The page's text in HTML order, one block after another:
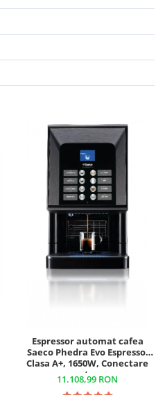
Espressor automat cafea
Saeco Phedra Evo Espresso,
Clasa A+, 1650W, Conectare
rețea
11.108,99 RON